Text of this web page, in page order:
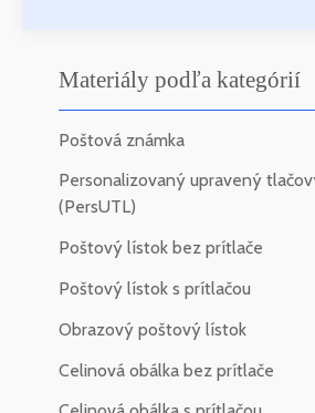
Materiály podľa kategórií
Poštová známka
Personalizovaný upravený
(PersUTL)
Poštový lístok bez prítlače
Poštový lístok s prítlačou
Obrazový poštový lístok
Celinová obálka bez prítlače